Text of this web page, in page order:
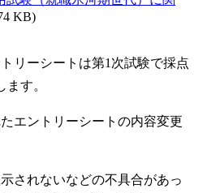
KB)
リーシートは第1次試験で採点
す。
エントリーシートの内容変更
されないなどの不具合があっ